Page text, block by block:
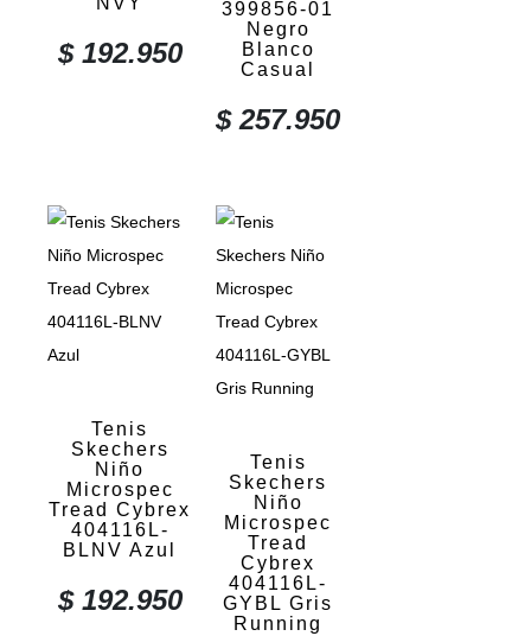
$192.950
399856-01
Negro
Blanco
Casual
$257.950
Tenis
Skechers
Niño
Microspec
Tread Cybrex
404116L-
BLNV Azul
$192.950
Tenis
Skechers
Niño
Microspec
Tread
Cybrex
404116L-
GYBL Gris
Running